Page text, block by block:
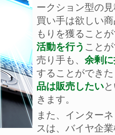
ークション型の
買い手は欲しい
もりを獲ること
活動を行う こと
売り手も、 余剰
することができ
品は販売したい
きます。
また、インター
スは、バイヤ企